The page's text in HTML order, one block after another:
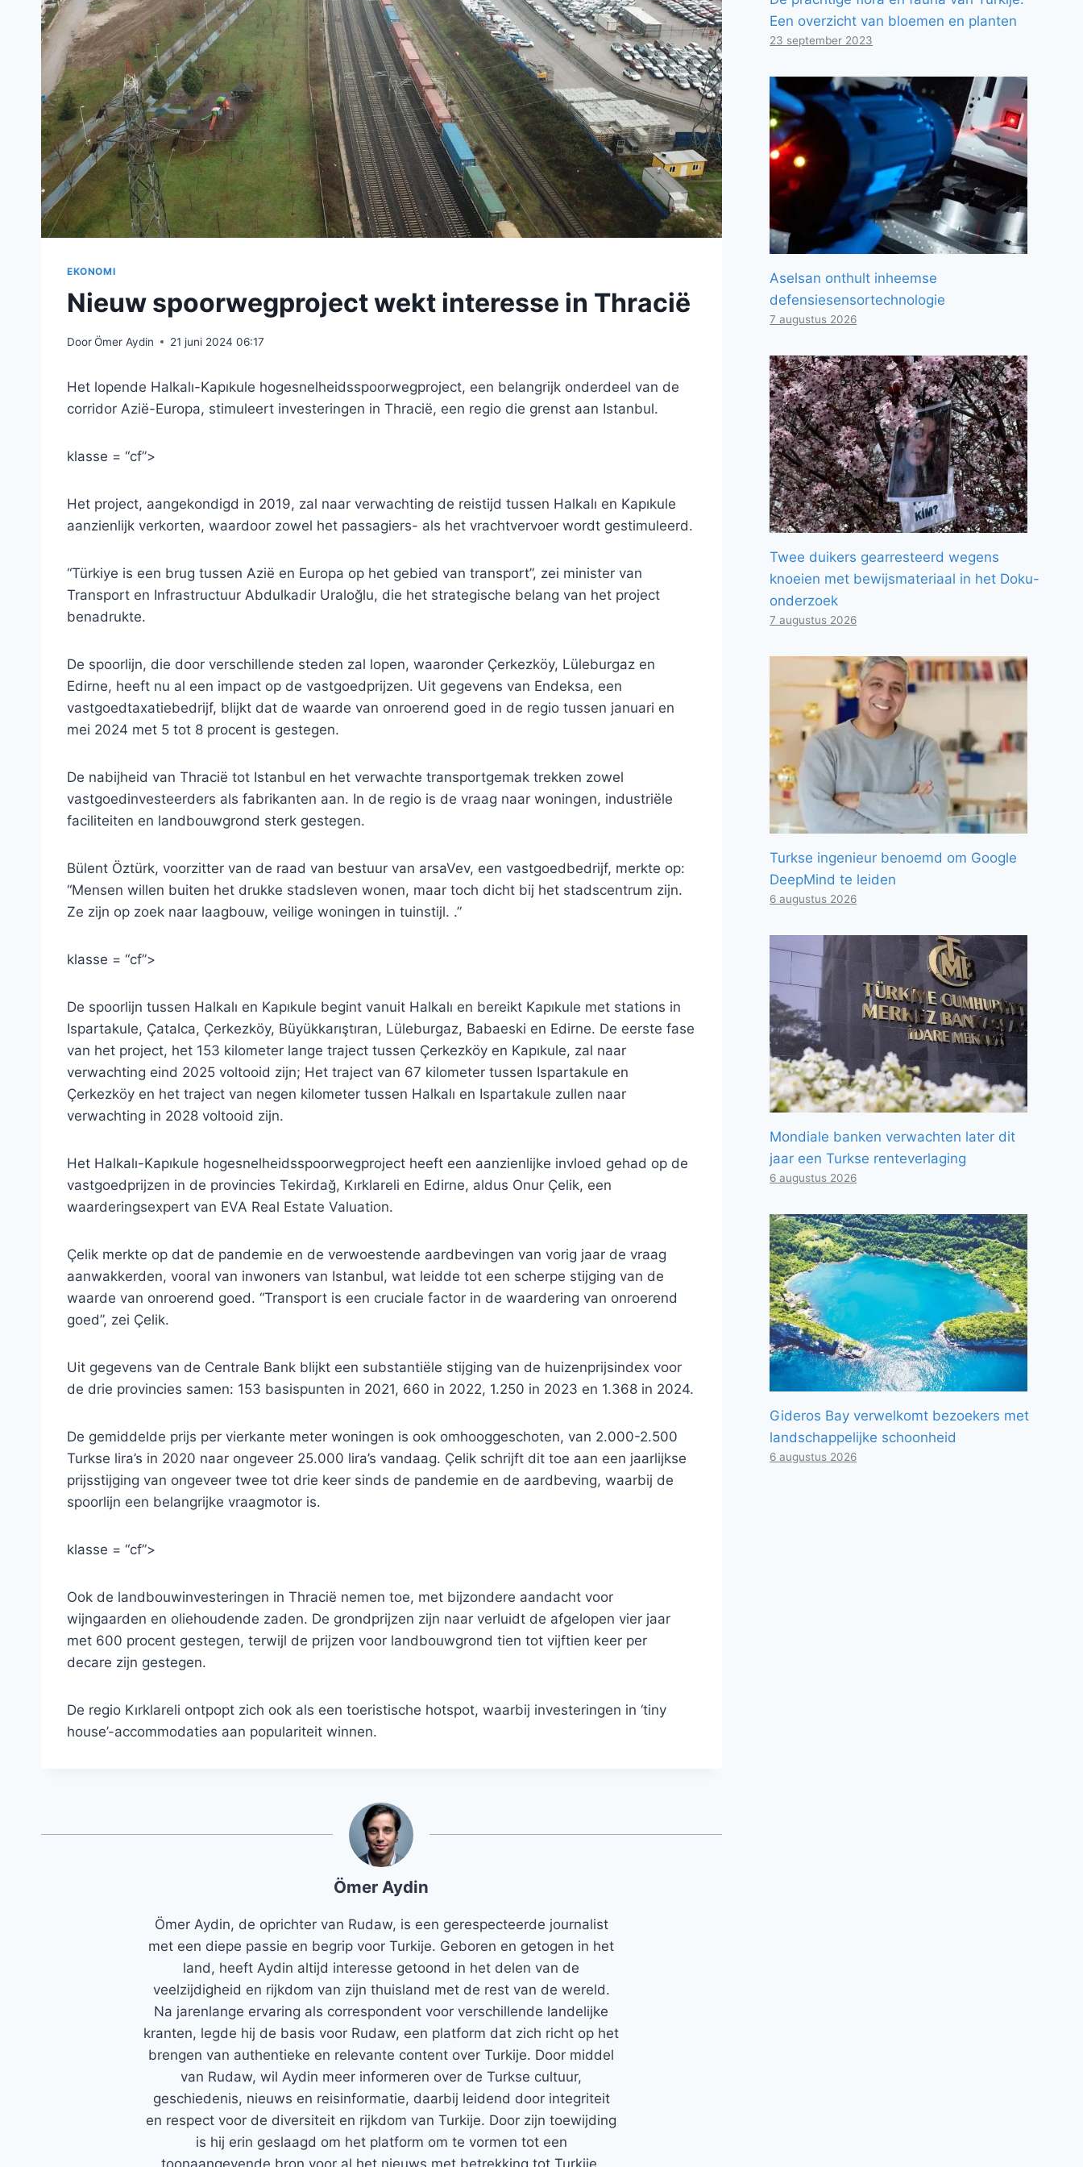
EKONOMI
Nieuw spoorwegproject wekt interesse in Thracië
DoorÖmer Aydin 21 juni 2024 06:17
Het lopende Halkalı-Kapıkule hogesnelheidsspoorwegproject, een belangrijk onderdeel van de
corridor Azië-Europa, stimuleert investeringen in Thracië, een regio die grenst aan Istanbul.
klasse = “cf”>
Het project, aangekondigd in 2019, zal naar verwachting de reistijd tussen Halkalı en Kapıkule
aanzienlijk verkorten, waardoor zowel het passagiers- als het vrachtvervoer wordt gestimuleerd.
“Türkiye is een brug tussen Azië en Europa op het gebied van transport”, zei minister van
Transport en Infrastructuur Abdulkadir Uraloğlu, die het strategische belang van het project
benadrukte.
De spoorlijn, die door verschillende steden zal lopen, waaronder Çerkezköy, Lüleburgaz en
Edirne, heeft nu al een impact op de vastgoedprijzen. Uit gegevens van Endeksa, een
vastgoedtaxatiebedrijf, blijkt dat de waarde van onroerend goed in de regio tussen januari en
mei 2024 met 5 tot 8 procent is gestegen.
De nabijheid van Thracië tot Istanbul en het verwachte transportgemak trekken zowel
vastgoedinvesteerders als fabrikanten aan. In de regio is de vraag naar woningen, industriële
faciliteiten en landbouwgrond sterk gestegen.
Bülent Öztürk, voorzitter van de raad van bestuur van arsaVev, een vastgoedbedrijf, merkte op:
“Mensen willen buiten het drukke stadsleven wonen, maar toch dicht bij het stadscentrum zijn.
Ze zijn op zoek naar laagbouw, veilige woningen in tuinstijl. .”
klasse = “cf”>
De spoorlijn tussen Halkalı en Kapıkule begint vanuit Halkalı en bereikt Kapıkule met stations in
Ispartakule, Çatalca, Çerkezköy, Büyükkarıştıran, Lüleburgaz, Babaeski en Edirne. De eerste fase
van het project, het 153 kilometer lange traject tussen Çerkezköy en Kapıkule, zal naar
verwachting eind 2025 voltooid zijn; Het traject van 67 kilometer tussen Ispartakule en
Çerkezköy en het traject van negen kilometer tussen Halkalı en Ispartakule zullen naar
verwachting in 2028 voltooid zijn.
Het Halkalı-Kapıkule hogesnelheidsspoorwegproject heeft een aanzienlijke invloed gehad op de
vastgoedprijzen in de provincies Tekirdağ, Kırklareli en Edirne, aldus Onur Çelik, een
waarderingsexpert van EVA Real Estate Valuation.
Çelik merkte op dat de pandemie en de verwoestende aardbevingen van vorig jaar de vraag
aanwakkerden, vooral van inwoners van Istanbul, wat leidde tot een scherpe stijging van de
waarde van onroerend goed. “Transport is een cruciale factor in de waardering van onroerend
goed”, zei Çelik.
Uit gegevens van de Centrale Bank blijkt een substantiële stijging van de huizenprijsindex voor
de drie provincies samen: 153 basispunten in 2021, 660 in 2022, 1.250 in 2023 en 1.368 in 2024.
De gemiddelde prijs per vierkante meter woningen is ook omhooggeschoten, van 2.000-2.500
Turkse lira’s in 2020 naar ongeveer 25.000 lira’s vandaag. Çelik schrijft dit toe aan een jaarlijkse
prijsstijging van ongeveer twee tot drie keer sinds de pandemie en de aardbeving, waarbij de
spoorlijn een belangrijke vraagmotor is.
klasse = “cf”>
Ook de landbouwinvesteringen in Thracië nemen toe, met bijzondere aandacht voor
wijngaarden en oliehoudende zaden. De grondprijzen zijn naar verluidt de afgelopen vier jaar
met 600 procent gestegen, terwijl de prijzen voor landbouwgrond tien tot vijftien keer per
decare zijn gestegen.
De regio Kırklareli ontpopt zich ook als een toeristische hotspot, waarbij investeringen in ‘tiny
house’-accommodaties aan populariteit winnen.
Ömer Aydin
Ömer Aydin, de oprichter van Rudaw, is een gerespecteerde journalist
met een diepe passie en begrip voor Turkije. Geboren en getogen in het
land, heeft Aydin altijd interesse getoond in het delen van de
veelzijdigheid en rijkdom van zijn thuisland met de rest van de wereld.
Na jarenlange ervaring als correspondent voor verschillende landelijke
kranten, legde hij de basis voor Rudaw, een platform dat zich richt op het
brengen van authentieke en relevante content over Turkije. Door middel
van Rudaw, wil Aydin meer informeren over de Turkse cultuur,
geschiedenis, nieuws en reisinformatie, daarbij leidend door integriteit
en respect voor de diversiteit en rijkdom van Turkije. Door zijn toewijding
is hij erin geslaagd om het platform om te vormen tot een
toonaangevende bron voor al het nieuws met betrekking tot Turkije.
Een overzicht van bloemen en planten
23 september 2023
Aselsan onthult inheemse
defensiesensortechnologie
7 augustus 2026
Twee duikers gearresteerd wegens
knoeien met bewijsmateriaal in het Doku-
onderzoek
7 augustus 2026
Turkse ingenieur benoemd om Google
DeepMind te leiden
6 augustus 2026
Mondiale banken verwachten later dit
jaar een Turkse renteverlaging
6 augustus 2026
Gideros Bay verwelkomt bezoekers met
landschappelijke schoonheid
6 augustus 2026